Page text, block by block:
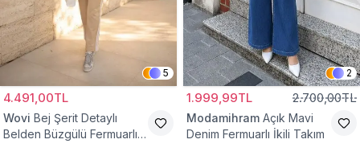
5
4.491,00TL
Wovi Bej Şerit Detaylı
Belden Büzgülü Fermuarlı
2
1.999,99TL 2.700,00TL
Modamihram Açık Mavi
Denim Fermuarlı İkili Takım